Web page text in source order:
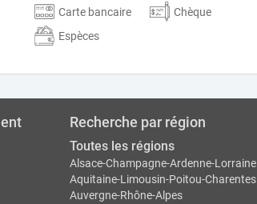
Carte bancaire
Chèque
Espèces
Recherche par région
Toutes les régions
Alsace-Champagne-Ardenne-Lorraine
Aquitaine-Limousin-Poitou-Charentes
Auvergne-Rhône-Alpes